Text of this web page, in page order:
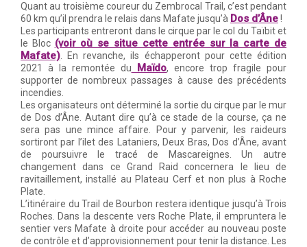
Quant au troisième coureur du Zembrocal Trail, c’est pendant
60 km qu’il prendra le relais dans Mafate jusqu’à Dos d’Âne!
Les participants entreront dans le cirque par le col du Taïbit et
le Bloc (voir où se situe cette entrée sur la carte de
Mafate) . En revanche, ils échapperont pour cette édition
2021 à la remontée du Maïdo, encore trop fragile pour
supporter de nombreux passages à cause des précédents
incendies.
Les organisateurs ont déterminé la sortie du cirque par le mur
de Dos d’Âne. Autant dire qu’à ce stade de la course, ça ne
sera pas une mince affaire. Pour y parvenir, les raideurs
sortiront par l’ilet des Lataniers, Deux Bras, Dos d’Âne, avant
de poursuivre le tracé de Mascareignes. Un autre
changement dans ce Grand Raid concernera le lieu de
ravitaillement, installé au Plateau Cerf et non plus à Roche
Plate.
L’itinéraire du Trail de Bourbon restera identique jusqu’à Trois
Roches. Dans la descente vers Roche Plate, il empruntera le
sentier vers Mafate à droite pour accéder au nouveau poste
de contrôle et d’approvisionnement pour tenir la distance. Les